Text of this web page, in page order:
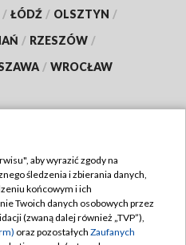
/ ŁÓDŹ / OLSZTYN /
/ RZESZÓW /
/ WROCŁAW
TVP
TVP
aby wyrazić zgody na
śledzenia i zbierania danych,
końcowym i ich
Twoich danych osobowych przez
(zwaną dalej również „TVP”),
oraz pozostałych Zaufanych